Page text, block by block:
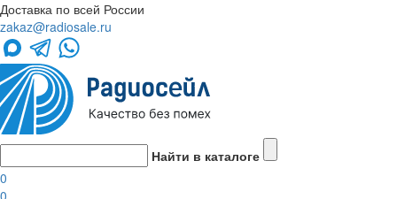
Доставка по всей России
zakaz@radiosale.ru
Найти в каталоге
0
0